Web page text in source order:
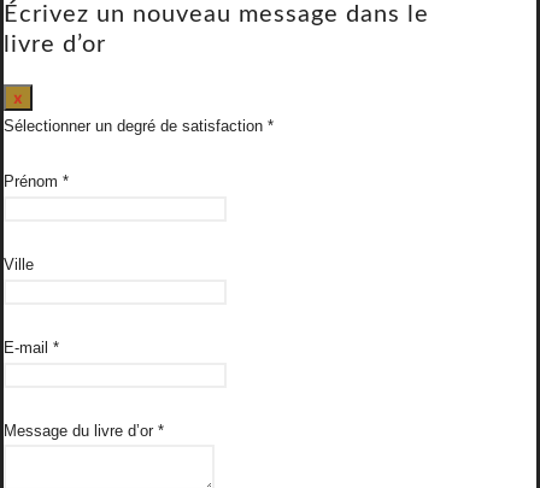
Écrivez un nouveau message dans le
livre d’or
x
ce
formulaire.
Sélectionner un degré de satisfaction
Prénom *
Ville
E-mail *
Message du livre d’or *